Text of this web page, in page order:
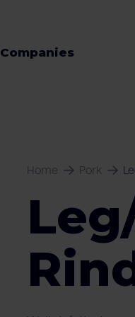
Companies
Home Pork